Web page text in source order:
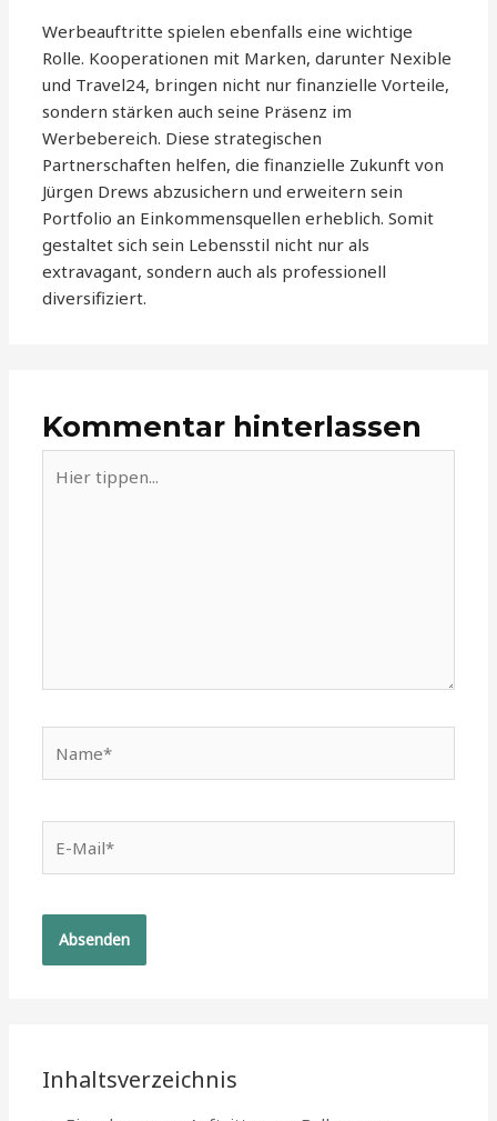
Werbeauftritte spielen ebenfalls eine wichtige
Rolle. Kooperationen mit Marken, darunter Nexible
und Travel24, bringen nicht nur finanzielle Vorteile,
sondern stärken auch seine Präsenz im
Werbebereich. Diese strategischen
Partnerschaften helfen, die finanzielle Zukunft von
Jürgen Drews abzusichern und erweitern sein
Portfolio an Einkommensquellen erheblich. Somit
gestaltet sich sein Lebensstil nicht nur als
extravagant, sondern auch als professionell
diversifiziert.
Kommentar hinterlassen
tippen...
Mail*
Inhaltsverzeichnis